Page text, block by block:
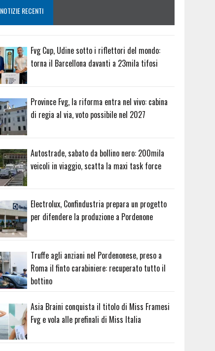
NOTIZIE RECENTI
Fvg Cup, Udine sotto i riflettori del mondo:
torna il Barcellona davanti a 23mila tifosi
Province Fvg, la riforma entra nel vivo: cabina
di regia al via, voto possibile nel 2027
Autostrade, sabato da bollino nero: 200mila
veicoli in viaggio, scatta la maxi task force
Electrolux, Confindustria prepara un progetto
per difendere la produzione a Pordenone
Truffe agli anziani nel Pordenonese, preso a
Roma il finto carabiniere: recuperato tutto il
bottino
Asia Braini conquista il titolo di Miss Framesi
Fvg e vola alle prefinali di Miss Italia